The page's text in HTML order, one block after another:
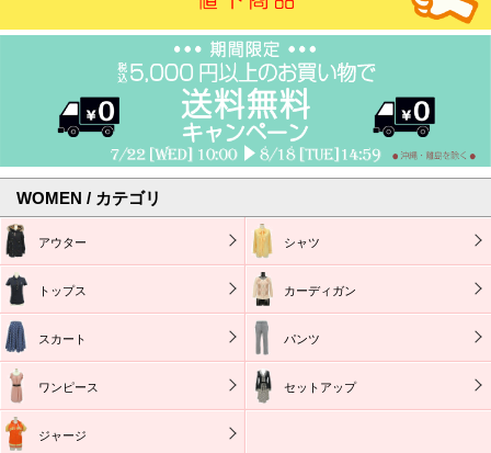
WOMEN / カテゴリ
アウター シャツ
トップス カーディガン
スカート パンツ
ワンピース セットアップ
ジャージ